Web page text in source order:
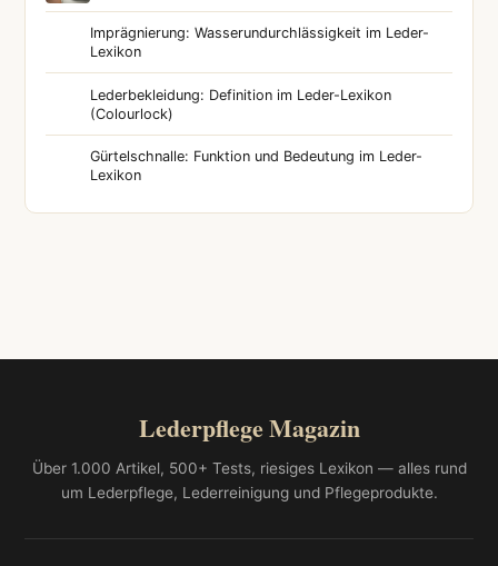
Imprägnierung: Wasserundurchlässigkeit im Leder-
Lexikon
Lederbekleidung: Definition im Leder-Lexikon
(Colourlock)
Gürtelschnalle: Funktion und Bedeutung im Leder-
Lexikon
Lederpflege Magazin
Über 1.000 Artikel, 500+ Tests, riesiges Lexikon — alles rund
um Lederpflege, Lederreinigung und Pflegeprodukte.